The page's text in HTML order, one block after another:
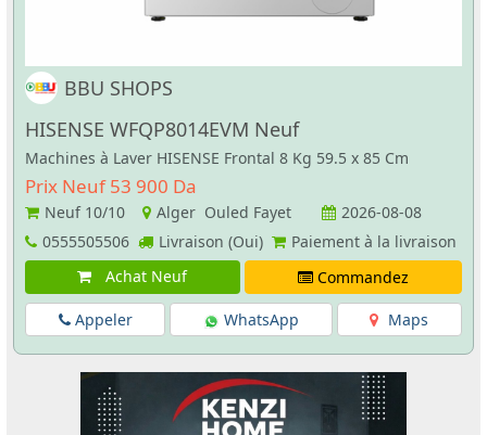
BBU SHOPS
HISENSE WFQP8014EVM Neuf
Machines à Laver HISENSE Frontal 8 Kg 59.5 x 85 Cm
Prix Neuf 53 900 Da
Neuf 10/10 Alger Ouled Fayet
2026-08-08
0555505506
Livraison (Oui)
Paiement à la livraison
Achat Neuf
Commandez
Appeler WhatsApp Maps